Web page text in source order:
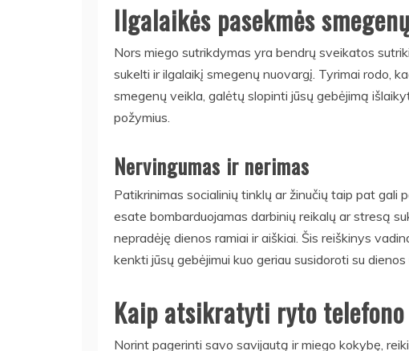
Ilgalaikės pasekmės
Nors miego sutrikdymas yra bendrų sveikatos
sukelti ir ilgalaikį smegenų nuovargį. Tyrimai rodo,
smegenų veikla, galėtų slopinti jūsų gebėjimą
požymius.
Nervingumas ir nerimas
Patikrinimas socialinių tinklų ar žinučių taip pat gali
esate bombarduojamas darbinių reikalų ar stresą
nepradėję dienos ramiai ir aiškiai. Šis reiškinys
kenkti jūsų gebėjimui kuo geriau susidoroti su dienos
Kaip atsikratyti ryto
Norint pagerinti savo savijautą ir miego kokybę,